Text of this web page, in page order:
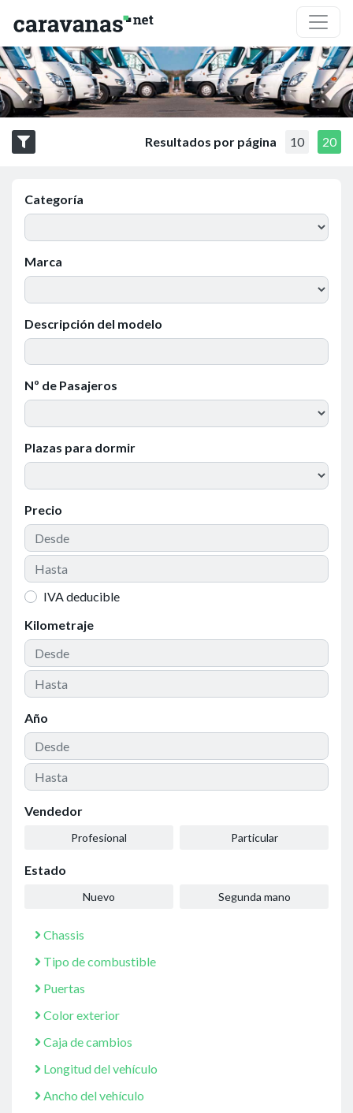
Resultados por página 10 20
Categoría
Marca
Descripción del modelo
Nº de Pasajeros
Plazas para dormir
Precio
IVA deducible
Kilometraje
Año
Vendedor
Profesional Particular
Estado
Nuevo Segunda mano
Chassis
Tipo de combustible
Puertas
Color exterior
Caja de cambios
Longitud del vehículo
Ancho del vehículo